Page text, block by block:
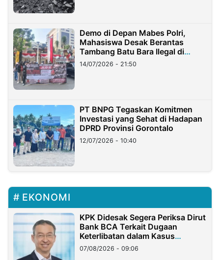
Demo di Depan Mabes Polri,
Mahasiswa Desak Berantas
Tambang Batu Bara Ilegal di
Lampung
14/07/2026 - 21:50
PT BNPG Tegaskan Komitmen
Investasi yang Sehat di Hadapan
DPRD Provinsi Gorontalo
12/07/2026 - 10:40
EKONOMI
KPK Didesak Segera Periksa Dirut
Bank BCA Terkait Dugaan
Keterlibatan dalam Kasus
Hilangnya Dana Nasabah Rp2,58
Miliar
07/08/2026 - 09:06